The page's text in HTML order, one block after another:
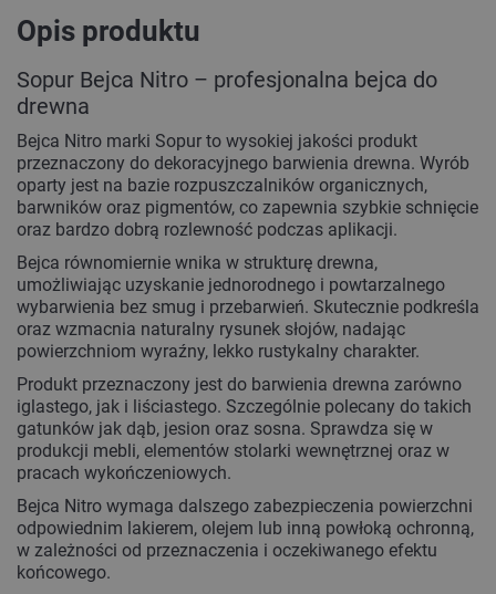
Opis produktu
Sopur Bejca Nitro – profesjonalna bejca do
drewna
Bejca Nitro marki Sopur to wysokiej jakości produkt
przeznaczony do dekoracyjnego barwienia drewna. Wyrób
oparty jest na bazie rozpuszczalników organicznych,
barwników oraz pigmentów, co zapewnia szybkie schnięcie
oraz bardzo dobrą rozlewność podczas aplikacji.
Bejca równomiernie wnika w strukturę drewna,
umożliwiając uzyskanie jednorodnego i powtarzalnego
wybarwienia bez smug i przebarwień. Skutecznie podkreśla
oraz wzmacnia naturalny rysunek słojów, nadając
powierzchniom wyraźny, lekko rustykalny charakter.
Produkt przeznaczony jest do barwienia drewna zarówno
iglastego, jak i liściastego. Szczególnie polecany do takich
gatunków jak dąb, jesion oraz sosna. Sprawdza się w
produkcji mebli, elementów stolarki wewnętrznej oraz w
pracach wykończeniowych.
Bejca Nitro wymaga dalszego zabezpieczenia powierzchni
odpowiednim lakierem, olejem lub inną powłoką ochronną,
w zależności od przeznaczenia i oczekiwanego efektu
końcowego.